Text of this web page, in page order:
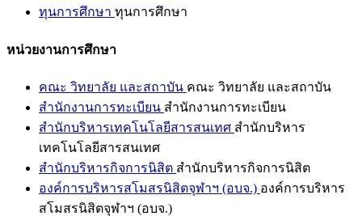
ทุนการศึกษา ทุนการศึกษา
หน่วยงานการศึกษา
คณะ วิทยาลัย และสถาบัน คณะ วิทยาลัย และสถาบัน
สำนักงานการทะเบียน สำนักงานการทะเบียน
สำนักบริหารเทคโนโลยีสารสนเทศ สำนักบริหาร
เทคโนโลยีสารสนเทศ
สำนักบริหารกิจการนิสิต สำนักบริหารกิจการนิสิต
องค์การบริหารสโมสรนิสิตจุฬาฯ (อบจ.) องค์การบริหาร
สโมสรนิสิตจุฬาฯ (อบจ.)